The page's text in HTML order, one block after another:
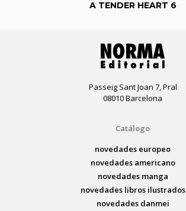
A TENDER HEART 6
Passeig Sant Joan 7, Pral
08010 Barcelona
Catálogo
novedades europeo
novedades americano
novedades manga
novedades libros ilustrados
novedades danmei